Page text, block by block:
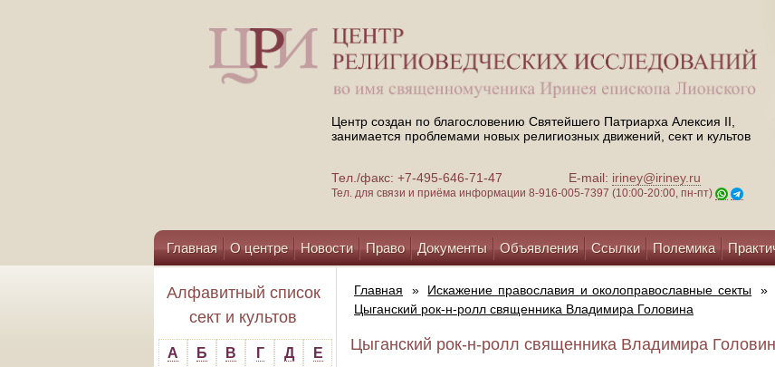
Центр создан по благословению Святейшего Патриарха Алексия II,
занимается проблемами новых религиозных движений, сект и культов
Тел./факс: +7-495-646-71-47 E-mail: iriney@iriney.ru
Тел. для связи и приёма информации 8-916-005-7397 (10:00-20:00, пн-пт)
Главная О центре Новости Право Документы Объявления Ссылки Полемика
Помощь центру
Алфавитный список
сект и культов
А Б В Г Д
Е
Главная » Искажение православия и околоправославные секты »
Цыганский рок-н-ролл священника Владимира Головина
Цыганский рок-н-ролл священника Владимира